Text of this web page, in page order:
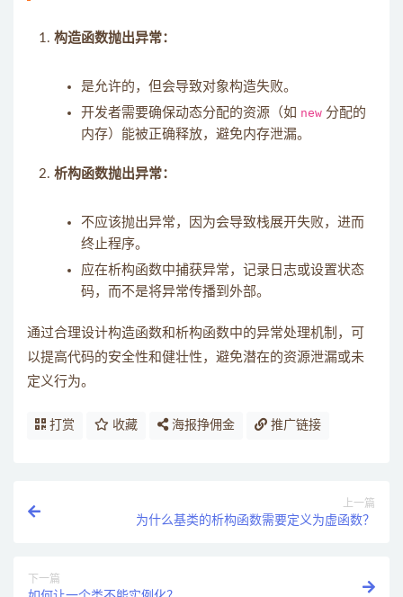
构造函数抛出异常：
是允许的，但会导致对象构造失败。
开发者需要确保动态分配的资源（如 new 分配的
内存）能被正确释放，避免内存泄漏。
析构函数抛出异常：
不应该抛出异常，因为会导致栈展开失败，进而
终止程序。
应在析构函数中捕获异常，记录日志或设置状态
码，而不是将异常传播到外部。
通过合理设计构造函数和析构函数中的异常处理机制，可
以提高代码的安全性和健壮性，避免潜在的资源泄漏或未
定义行为。
打赏 收藏 海报挣佣金 推广链接
上一篇
为什么基类的析构函数需要定义为虚函数？
下一篇